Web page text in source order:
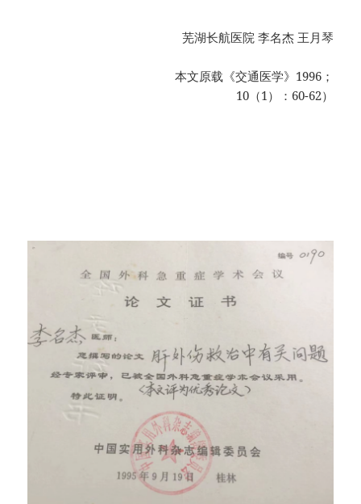
芜湖长航医院 李名杰 王月琴
本文原载《交通医学》1996；
10（1）：60-62）